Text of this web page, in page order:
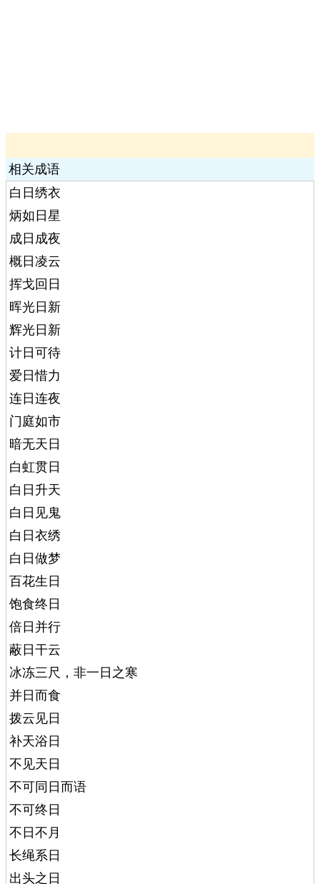
相关成语
白日绣衣
炳如日星
成日成夜
概日凌云
挥戈回日
晖光日新
辉光日新
计日可待
爱日惜力
连日连夜
门庭如市
暗无天日
白虹贯日
白日升天
白日见鬼
白日衣绣
白日做梦
百花生日
饱食终日
倍日并行
蔽日干云
冰冻三尺，非一日之寒
并日而食
拨云见日
补天浴日
不见天日
不可同日而语
不可终日
不日不月
长绳系日
出头之日